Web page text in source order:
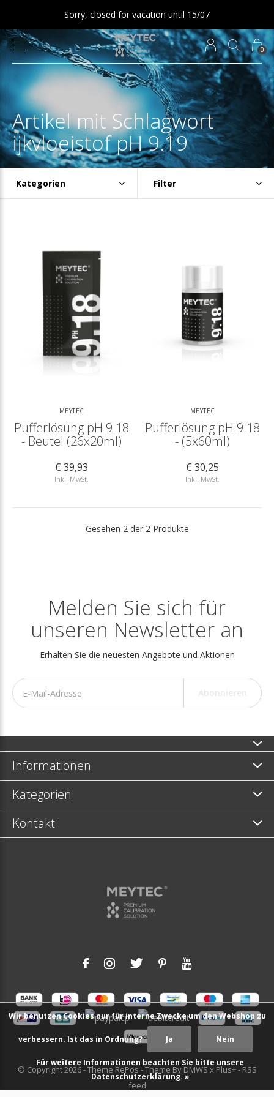
0
Sorry, closed for vacation until 15/07
Artikel mit Schlagwort
ijkvloeistof pH 9.19
Kategorien Filter
MEYTEC
Pufferlösung pH 9.18
- Beutel (26x20ml)
€ 39,93
Inkl. MwSt.
MEYTEC
Pufferlösung pH 9.18
- (5x60ml)
€ 30,25
Inkl. MwSt.
Gesehen 2 der 2 Produkte
Melden Sie sich für
unseren Newsletter an
Erhalten Sie die neuesten Angebote und Aktionen
Informationen
Kategorien
Kontakt
© Copyright2026- Theme RePos - Theme ByDMWSxPlus+-RSS
feed
Wir benutzen Cookies nur für interne Zwecke um den Webshop zu
verbessern. Ist das in Ordnung? Ja Nein
Für weitere Informationen beachten Sie bitte unsere
Datenschutzerklärung. »